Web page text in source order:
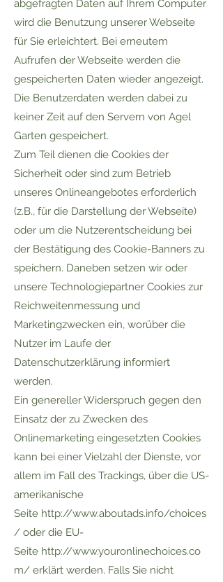
abgefragten Daten auf Ihrem Computer
wird die Benutzung unserer Webseite
für Sie erleichtert. Bei erneutem
Aufrufen der Webseite werden die
gespeicherten Daten wieder angezeigt.
Die Benutzerdaten werden dabei zu
keiner Zeit auf den Servern von Agel
Garten gespeichert.
Zum Teil dienen die Cookies der
Sicherheit oder sind zum Betrieb
unseres Onlineangebotes erforderlich
(z.B., für die Darstellung der Webseite)
oder um die Nutzerentscheidung bei
der Bestätigung des Cookie-Banners zu
speichern. Daneben setzen wir oder
unsere Technologiepartner Cookies zur
Reichweitenmessung und
Marketingzwecken ein, worüber die
Nutzer im Laufe der
Datenschutzerklärung informiert
werden.
Ein genereller Widerspruch gegen den
Einsatz der zu Zwecken des
Onlinemarketing eingesetzten Cookies
kann bei einer Vielzahl der Dienste, vor
allem im Fall des Trackings, über die US-
amerikanische
Seite http://www.aboutads.info/choices
/ oder die EU-
Seite http://www.youronlinechoices.co
m/ erklärt werden. Falls Sie nicht